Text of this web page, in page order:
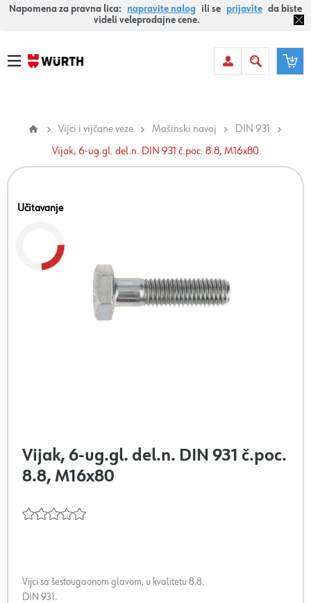
Napomena za pravna lica: napravite nalog ili se prijavite da biste
videli veleprodajne cene.
Vijci i vijčane veze Mašinski navoj
DIN 931
Vijak, 6-ug.gl. del.n. DIN 931 č.poc. 8.8, M16x80
Učitavanje
Vijak, 6-ug.gl. del.n. DIN 931 č.poc.
8.8, M16x80
Vijci sa šestougaonom glavom, u kvalitetu 8.8.
DIN 931.